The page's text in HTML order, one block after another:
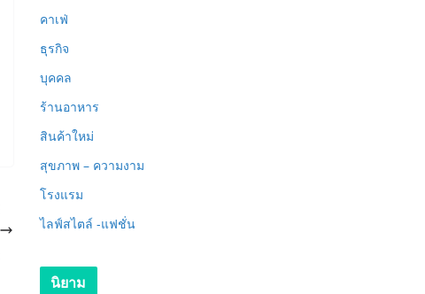
คาเฟ่
ธุรกิจ
บุคคล
ร้านอาหาร
สินค้าใหม่
สุขภาพ – ความงาม
โรงแรม
ไลฟ์สไตล์ -แฟชั่น
นิยาม